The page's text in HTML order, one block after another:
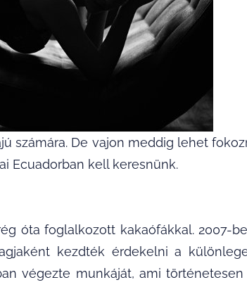
számára. De vajon meddig lehet
Ecuadorban kell keresnünk.
óta foglalkozott kakaófákkal. 2007-
kezdték érdekelni a
végezte munkáját, ami történetesen